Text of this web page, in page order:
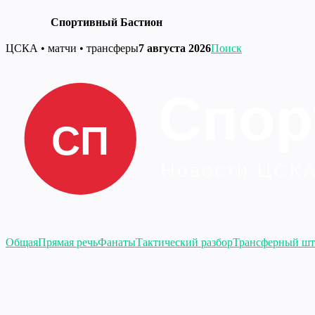
Спортивный Бастион
Перейти
содержимому
ЦСКА • матчи • трансферы7 августа 2026Поиск
ОбщаяПрямая речьФанатыТактический разборТрансферный